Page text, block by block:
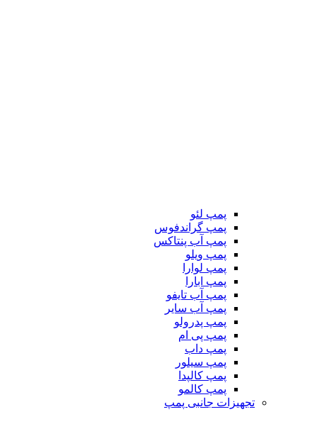
پمپ لئو
پمپ گراندفوس
پمپ آب پنتاکس
پمپ ویلو
پمپ لوارا
پمپ ابارا
پمپ آب تایفو
پمپ آب سایر
پمپ پدرولو
پمپ پی ام
پمپ داب
پمپ سیلور
پمپ کالپدا
پمپ کالمو
تجهیزات جانبی پمپ